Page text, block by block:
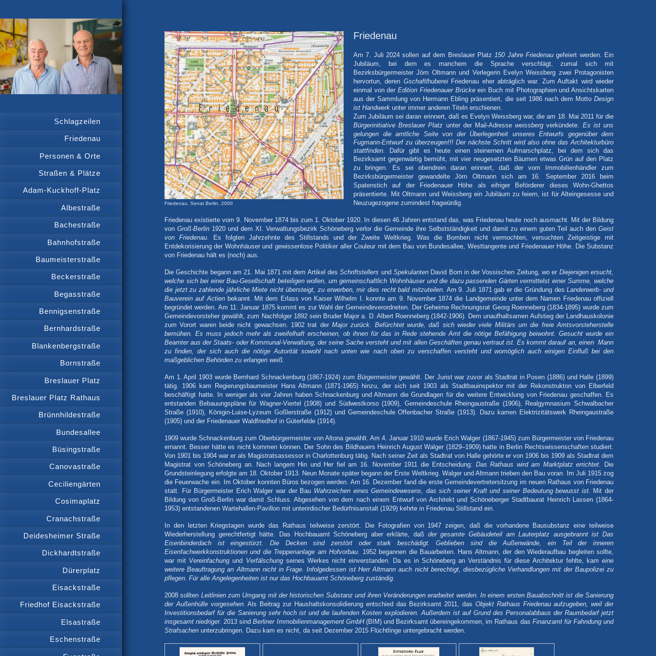
Schlagzeilen
Friedenau
Personen & Orte
Straßen & Plätze
Adam-Kuckhoff-Platz
Albestraße
Bachestraße
Bahnhofstraße
Baumeisterstraße
Beckerstraße
Begasstraße
Bennigsenstraße
Bernhardstraße
Blankenbergstraße
Bornstraße
Breslauer Platz
Breslauer Platz Rathaus
Brünnhildestraße
Bundesallee
Büsingstraße
Canovastraße
Ceciliengärten
Cosimaplatz
Cranachstraße
Deidesheimer Straße
Dickhardtstraße
Dürerplatz
Eisackstraße
Friedhof Eisackstraße
Elsastraße
Eschenstraße
Friedenau. Senat Berlin, 2000
Friedenau
Am 7. Juli 2024 sollen auf dem Breslauer Platz150 Jahre Friedenaugefeiert werden. Ein
Jubiläum, bei dem es manchem die Sprache verschlägt, zumal sich mit
Bezirksbürgermeister Jörn Oltmann und Verlegerin Evelyn Weissberg zwei Protagonisten
hervortun, deren GschaftlhubereiFriedenau eher abträglich war. Zum Auftakt wird wieder
einmal von derEdition Friedenauer Brückeein Buch mit Photographien und Ansichtskarten
aus der Sammlung von Hermann Ebling präsentiert, die seit 1986 nach dem Motto Design
ist Handwerk unter immer anderen Titeln erschienen.
Zum Jubiläum sei daran erinnert, daß es Evelyn Weissberg war, die am 18. Mai 2011 für die
Bürgerinitiative Breslauer Platz unter der Mail-Adresseweissberg verkündete: Es ist uns
gelungen die
amtliche Seite von der Überlegenheit unseres Entwurfs gegenüber dem
Fugmann-Entwurf zu überzeugen!!! Der nächste Schritt wird also ohne das Architekturbüro
stattfinden.
Dafür gibt es heute einen steinernen Aufmarschplatz, bei dem sich das
Bezirksamt gegenwärtig bemüht, mit vier neugesetzten Bäumen etwas Grün auf den Platz
zu bringen.
Es sei obendrein daran erinnert, daß der vom Immobilienhändler zum
Bezirksbürgermeister gewandelte Jörn Oltmann sich am 16. September 2016 beim
Spatenstich auf der Friedenauer Höhe als eifriger Beförderer dieses Wohn-Ghettos
präsentierte. Mit Oltmann und Weissberg ein Jubiläum zu feiern, ist für Alteingesesse und
Neuzugezogene zumindest fragwürdig.
Friedenau existierte vom 9. November 1874 bis zum 1. Oktober 1920. In diesen 46 Jahren entstand das, was Friedenau heute noch ausmacht. Mit der Bildung
von Groß-Berlin 1920 und dem XI. Verwaltungsbezirk Schöneberg verlor die Gemeinde ihre Selbstständigkeit und damit zu einem guten Teil auch den Geist
von Friedenau. Es folgten Jahrzehnte des Stillstands und der Zweite Weltkrieg. Was die Bomben nicht vermochten, versuchten Zeitgeistige mit
Entdekorisierung der Wohnhäuser und gewissenlose Politiker aller Couleur mit dem Bau von Bundesallee, Westtangente und Friedenauer Höhe. Die Substanz
von Friedenau hält es (noch) aus.
Die Geschichte begann am 21. Mai 1871 mit dem Artikel desSchriftstellers und SpekulantenDavid Born in der Vossischen Zeitung, wo er Diejenigen ersucht,
welche sich bei einer Bau-Gesellschaft beteiligen wollen, um gemeinschaftlich Wohnhäuser und die dazu passenden Gärten vermittelst einer Summe, welche
die jetzt zu zahlende jährliche Miete nicht übersteigt, zu erwerben, mir dies recht bald mitzuteilen. Am 9. Juli 1871 gab er die Gründung desLanderwerb- und
Bauverein auf Actienbekannt. Mit dem Erlass von Kaiser Wilhelm I. konnte am 9. November 1874 die Landgemeinde unter dem Namen Friedenau offiziell
begründet werden. Am 11. Januar 1875 kommt es zur Wahl der Gemeindeverordneten. Der Geheime Rechnungsrat Georg Roenneberg (1834-1895) wurde zum
Gemeindevorsteher gewählt, zum Nachfolger 1892 sein Bruder Major a. D. Albert Roenneberg (1842-1906). Dem unaufhaltsamen Aufstieg der Landhauskolonie
zum Vorort waren beide nicht gewachsen. 1902 trat der Major zurück. Befürchtet wurde, daß sich wieder viele Militärs um die freie Amtsvorsteherstelle
bemühen. Es muss jedoch mehr als zweifelhaft erscheinen, ob ihnen für das in Rede stehende Amt die nötige Befähigung beiwohnt. Gesucht wurde ein
Beamter aus der Staats- oder Kommunal-Verwaltung, der seine Sache versteht und mit allen Geschäften genau vertraut ist. Es kommt darauf an, einen Mann
zu finden, der sich auch die nötige Autorität sowohl nach unten wie nach oben zu verschaffen versteht und womöglich auch einigen Einfluß bei den
maßgeblichen Behörden zu erlangen weiß.
Am 1. April 1903 wurde Bernhard Schnackenburg (1867-1924) zum Bürgermeistergewählt. Der Jurist war zuvor als Stadtrat in Posen (1886) und Halle (1899)
tätig. 1906 kam Regierungsbaumeister Hans Altmann (1871-1965) hinzu, der sich seit 1903 als Stadtbauinspektor mit der Rekonstrukton von Elberfeld
beschäftigt hatte. In weniger als vier Jahren haben Schnackenburg und Altmann die Grundlagen für die weitere Entwicklung von Friedenau geschaffen. Es
entstanden Bebauungspläne für Wagner-Viertel (1908) und Südwestkorso (1909), Gemeindeschule Rheingaustraße (1906), Realgymnasium Schwalbacher
Straße (1910), Königin-Luise-Lyzeum Goßlerstraße (1912) und Gemeindeschule Offenbacher Straße (1913). Dazu kamen Elektrizitätswerk Rheingaustraße
(1905) und der Friedenauer Waldfriedhof in Güterfelde (1914).
1909 wurde Schnackenburg zum Oberbürgermeister von Altona gewählt. Am 4. Januar 1910 wurde Erich Walger (1867-1945) zum Bürgermeister von Friedenau
ernannt. Besser hätte es nicht kommen können. Der Sohn des Bildhauers Heinrich August Walger (1829–1909) hatte in Berlin Rechtswissenschaften studiert.
Von 1901 bis 1904 war er als Magistratsassessor in Charlottenburg tätig. Nach seiner Zeit als Stadtrat von Halle gehörte er von 1906 bis 1909 als Stadtrat dem
Magistrat von Schöneberg an. Nach langem Hin und Her fiel am 16. November 1911 die Entscheidung: Das Rathaus wird am Marktplatz errichtet.
Die
Grundsteinlegung erfolgte am 18. Oktober 1913. Neun Monate später begann der Erste Weltkrieg. Walger und Altmann trieben den Bau voran. Im Juli 1915 zog
die Feuerwache ein. Im Oktober konnten Büros bezogen werden. Am 16. Dezember fand die erste Gemeindevertretersitzung im neuen Rathaus von Friedenau
statt. Für Bürgermeister Erich Walger war der Bau Wahrzeichen eines Gemeindewesens, das sich seiner Kraft und seiner Bedeutung bewusst ist. Mit der
Bildung von Groß-Berlin war damit Schluss. Abgesehen von dem nach einem Entwurf von Architekt und Schöneberger Stadtbaurat Heinrich Lassen (1864-
1953) entstandenen Wartehallen-Pavillon mit unterirdischer Bedürfnisanstalt (1929) kehrte in Friedenau Stillstand ein.
In den letzten Kriegstagen wurde das Rathaus teilweise zerstört. Die Fotografien von 1947 zeigen, daß die vorhandene Bausubstanz eine teilweise
Wiederherstellung gerechtfertigt hätte. Das Hochbauamt Schöneberg aber erklärte, daß der gesamte Gebäudeteil am Lauterplatz ausgebrannt ist Das
Eisenbinderdach ist eingestürzt. Die Decken sind zerstört oder stark beschädigt. Geblieben sind die Außenwände, ein Teil der inneren
Eisenfachwerkkonstruktionen und die Treppenanlage am Hofvorbau. 1952 begannen die Bauarbeiten. Hans Altmann, der den Wiederaufbau begleiten sollte,
war mit Vereinfachung und Verfälschungseines Werkes nicht einverstanden. Da es in Schöneberg an Verständnis für diese Architektur fehlte, kameine
weitere Beauftragung an Altmann nicht in Frage. Infolgedessen ist Herr Altmann auch nicht berechtigt, diesbezügliche Verhandlungen mit der Baupolizei zu
pflegen. Für alle Angelegenheiten ist nur das Hochbauamt Schöneberg zuständig.
2008 sollten Leitlinien zum Umgang mit der historischen Substanz und ihren Veränderungen erarbeitet werden. In einem ersten Bauabschnitt ist die Sanierung
der Außenhülle vorgesehen. Als Beitrag zur Haushaltskonsolidierung entschied das Bezirksamt 2011, das Objekt Rathaus Friedenau aufzugeben, weil der
Investitionsbedarf für die Sanierung sehr hoch ist und die laufenden Kosten explodieren. Außerdem ist auf Grund des Personalabbaus der Raumbedarf jetzt
insgesamt niedriger. 2013 sindBerliner Immobilienmanagement GmbH(BIM) und Bezirksamt übereingekommen, im Rathaus das Finanzamt für Fahndung und
Strafsachen unterzubringen. Dazu kam es nicht, da seit Dezember 2015 Flüchtlinge untergebracht werden.